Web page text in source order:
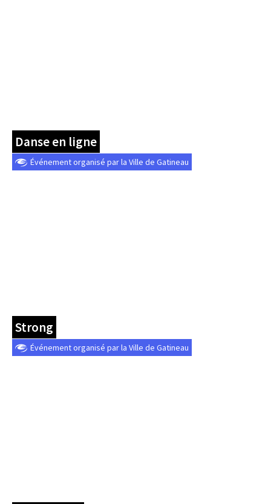
Danse en ligne
Événement organisé par la Ville de Gatineau
Strong
Événement organisé par la Ville de Gatineau